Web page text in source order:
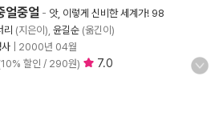
얼중얼 - 앗, 이렇게 신비한 세계가! 98
리 (지은이), 윤길순 (옮긴이)
2000년 04월
할인 / 290원)
7.0